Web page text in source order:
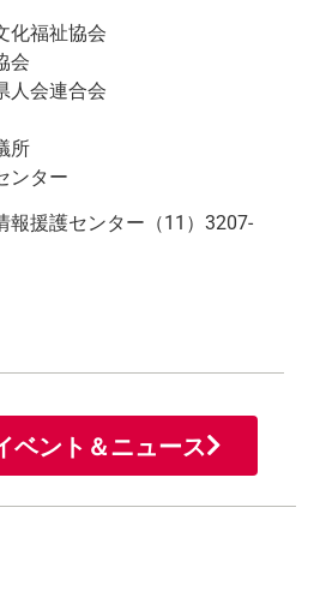
化福祉協会
会
人会連合会
所
ンター
報援護センター（11）3207-
ベント＆ニュース